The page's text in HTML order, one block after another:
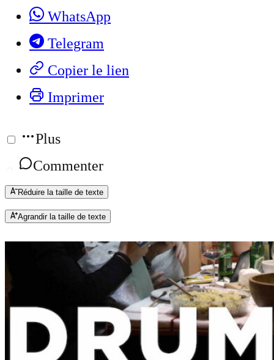
WhatsApp
Telegram
Copier le lien
Imprimer
Plus
Commenter
Réduire la taille de texte
Agrandir la taille de texte